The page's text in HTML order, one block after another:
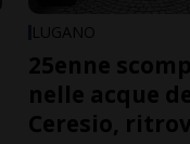
LUGANO
25enne
nelle acque
Ceresio,